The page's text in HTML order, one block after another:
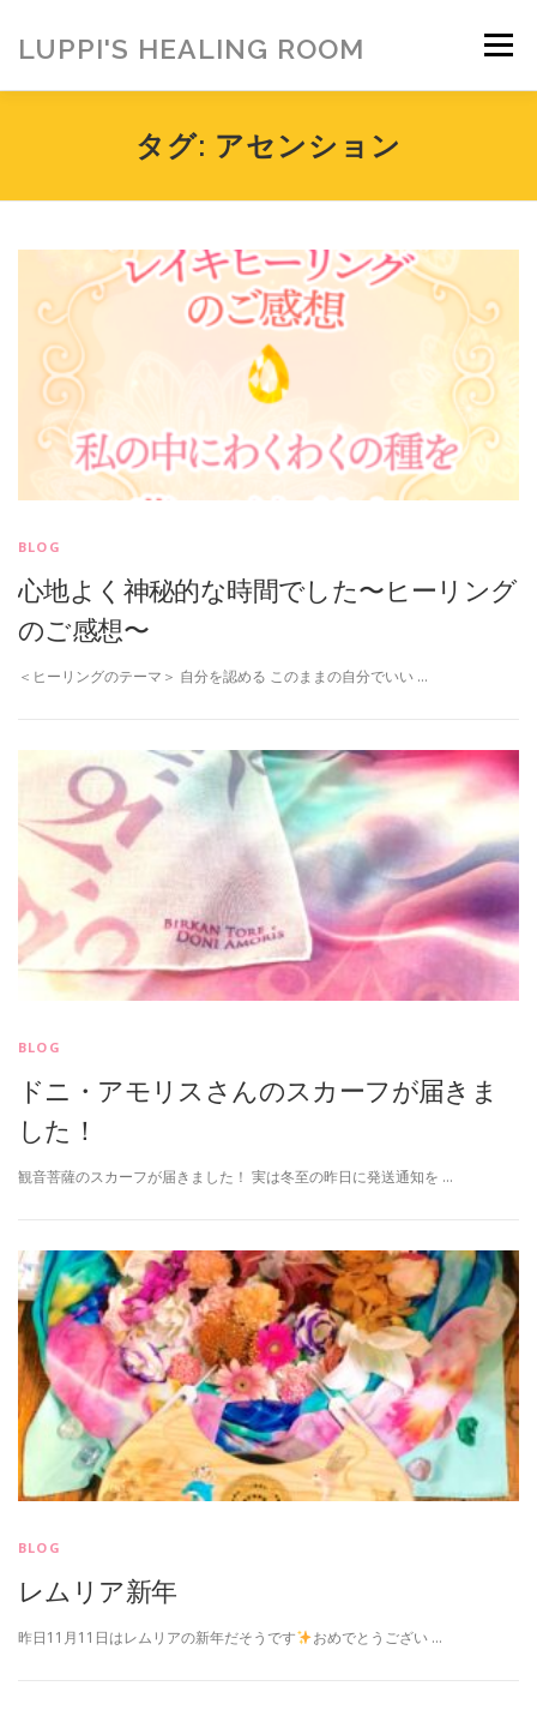
ッ
LUPPI'S HEALING ROOM メニュー
ご挨拶 MENU お客様の声
アメブロ お問い合わせ ご寄付のお願い
タグ: アセンション
BLOG
心地よく神秘的な時間でした〜ヒーリング
のご感想〜
＜ヒーリングのテーマ＞ 自分を認める このままの自分でいい …
BLOG
ドニ・アモリスさんのスカーフが届きま
した！
観音菩薩のスカーフが届きました！ 実は冬至の昨日に発送通知を …
BLOG
レムリア新年
昨日11月11日はレムリアの新年だそうです おめでとうござい …